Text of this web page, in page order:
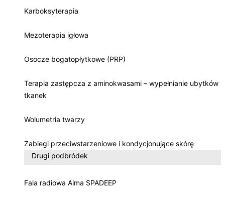
Karboksyterapia
Mezoterapia igłowa
Osocze bogatopłytkowe (PRP)
Terapia zastępcza z aminokwasami – wypełnianie ubytków
tkanek
Wolumetria twarzy
Zabiegi przeciwstarzeniowe i kondycjonujące skórę
Drugi podbródek
Fala radiowa Alma SPADEEP